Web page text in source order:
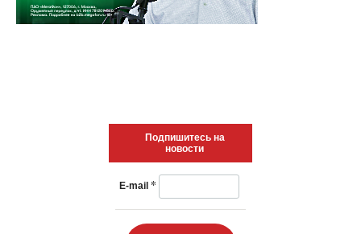
Подпишитесь на
новости
E-mail *